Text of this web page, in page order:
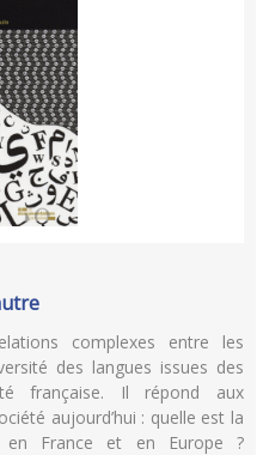
complexes entre les
des langues issues des
française. Il répond aux
aujourd’hui : quelle est la
en France et en Europe ?